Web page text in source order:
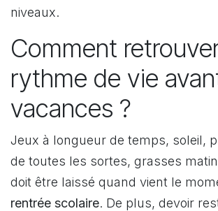
niveaux.
Comment
rythme de vie
vacances ?
Jeux à longueur de temps, soleil,
de toutes les sortes, grasses
doit être laissé quand vient le
rentrée scolaire. De plus, devoir